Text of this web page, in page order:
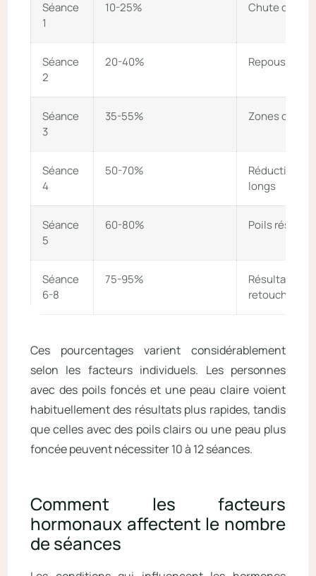
Séance
1
10-25% Chute des
Séance
2
20-40% Repousse
Séance
3
35-55% Zones de
Séance
4
50-70%
Réduction
longs
Séance
5
60-80% Poils
Séance
6-8
75-95%
retouches
Ces pourcentages varient considérablement
selon les facteurs individuels. Les personnes
avec des poils foncés et une peau claire voient
habituellement des résultats plus rapides, tandis
que celles avec des poils clairs ou une peau plus
foncée peuvent nécessiter 10 à 12 séances.
Comment les facteurs
hormonaux affectent le nombre
de séances